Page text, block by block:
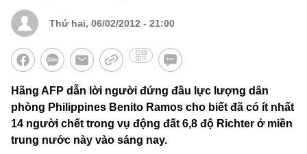
Thứ hai, 06/02/2012 - 21:00
Hãng AFP dẫn lời người đứng đầu lực lượng dân
phòng Philippines Benito Ramos cho biết đã có ít nhất
14 người chết trong vụ động đất 6,8 độ Richter ở miền
trung nước này vào sáng nay.